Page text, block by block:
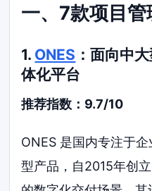
一、7款项目管
1. ONES ：面向中
体化平台
推荐指数：9.7/10
ONES 是国内专注于
型产品，自2015年创